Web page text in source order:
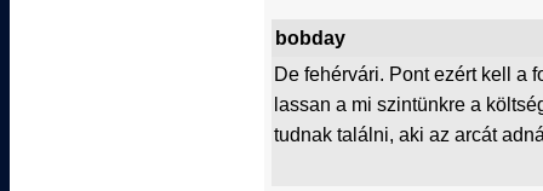
bobday
De fehérvári. Pont ezért kell a
lassan a mi szintünkre a
tudnak találni, aki az arcát